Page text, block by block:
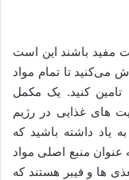
مفید باشند این است
می‌کنید تا تمام مواد
کنید. یک مکمل
های غذایی در رژیم
یاد داشته باشید که
عنوان منبع اصلی مواد
ها و فیبر هستند که